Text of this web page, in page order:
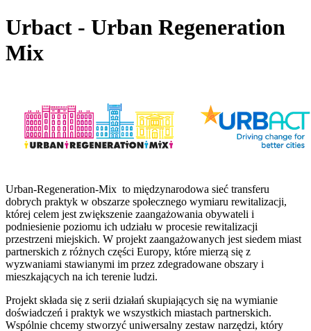
Urbact - Urban Regeneration
Mix
Urban-Regeneration-Mix to międzynarodowa sieć transferu
dobrych praktyk w obszarze społecznego wymiaru rewitalizacji,
której celem jest zwiększenie zaangażowania obywateli i
podniesienie poziomu ich udziału w procesie rewitalizacji
przestrzeni miejskich. W projekt zaangażowanych jest siedem miast
partnerskich z różnych części Europy, które mierzą się z
wyzwaniami stawianymi im przez zdegradowane obszary i
mieszkających na ich terenie ludzi.
Projekt składa się z serii działań skupiających się na wymianie
doświadczeń i praktyk we wszystkich miastach partnerskich.
Wspólnie chcemy stworzyć uniwersalny zestaw narzędzi, który